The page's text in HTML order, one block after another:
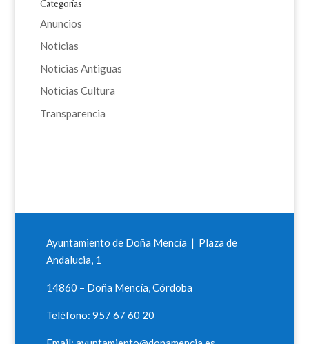
Categorías
Anuncios
Noticias
Noticias Antiguas
Noticias Cultura
Transparencia
Ayuntamiento de Doña Mencía | Plaza de
Andalucia, 1
14860 – Doña Mencía, Córdoba
Teléfono: 957 67 60 20